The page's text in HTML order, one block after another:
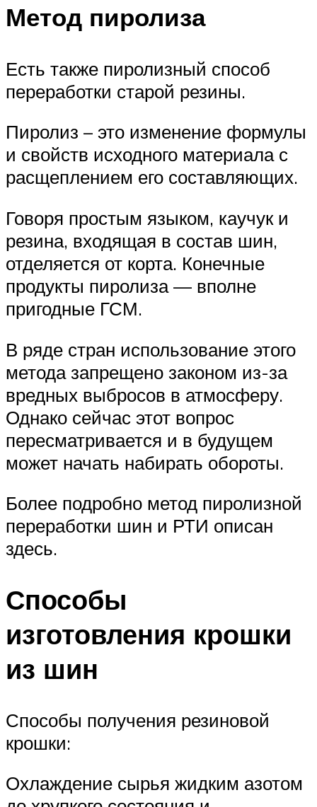
Метод пиролиза
Есть также пиролизный способ
переработки старой резины.
Пиролиз – это изменение формулы
и свойств исходного материала с
расщеплением его составляющих.
Говоря простым языком, каучук и
резина, входящая в состав шин,
отделяется от корта. Конечные
продукты пиролиза — вполне
пригодные ГСМ.
В ряде стран использование этого
метода запрещено законом из-за
вредных выбросов в атмосферу.
Однако сейчас этот вопрос
пересматривается и в будущем
может начать набирать обороты.
Более подробно метод пиролизной
переработки шин и РТИ описан
здесь.
Способы
изготовления крошки
из шин
Способы получения резиновой
крошки:
Охлаждение сырья жидким азотом